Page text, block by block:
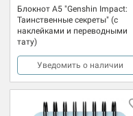
Блокнот А5 "Genshin Impact:
Таинственные секреты" (с
наклейками и переводными
тату)
Уведомить о наличии